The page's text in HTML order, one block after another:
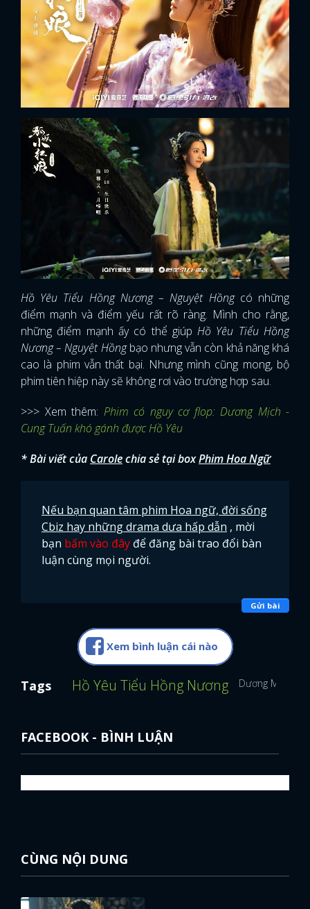
Hồ Yêu Tiểu Hồng Nương – Nguyệt Hồngcó những
điểm mạnh và điểm yếu rất rõ ràng. Mình cho rằng,
những điểm mạnh ấy có thể giúpHồ Yêu Tiểu Hồng
Nương – Nguyệt Hồngbạo nhưng vẫn còn khả năng khá
cao là phim vẫn thất bại. Nhưng mình cũng mong, bộ
phim tiên hiệp này sẽ không rơi vào trường hợp sau.
>>> Xem thêm: Phim có nguy cơ flop: Dương Mịch -
Cung Tuấn khó gánh được Hồ Yêu
* Bài viết của Carolechia sẻ tại boxPhim Hoa Ngữ
Nếu bạn quan tâm phim Hoa ngữ, đời sống
Cbiz hay những drama dưa hấp dẫn , mời
bạn bấm vào đây để đăng bài trao đổi bàn
luận cùng mọi người.
Gửi bài
Xem bình luận cái nào
Tags Hồ Yêu Tiểu Hồng Nương Dương Mịch
FACEBOOK - BÌNH LUẬN
CÙNG NỘI DUNG